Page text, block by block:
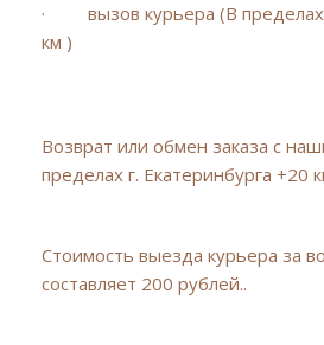
· вызов курьера (В пределах
км )
Возврат или обмен заказа с
пределах г. Екатеринбурга +20
Стоимость выезда курьера за
составляет 200 рублей..